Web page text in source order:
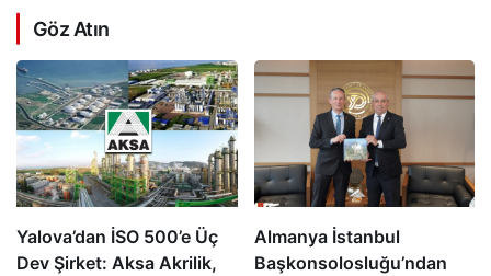
Göz Atın
Yalova’dan İSO 500’e Üç
Dev Şirket: Aksa Akrilik,
Almanya İstanbul
Başkonsolosluğu’ndan